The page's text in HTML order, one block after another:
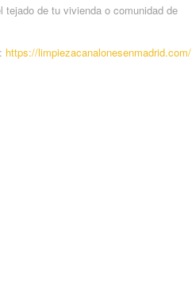
de tu vivienda o comunidad de
https://limpiezacanalonesenmadrid.com/